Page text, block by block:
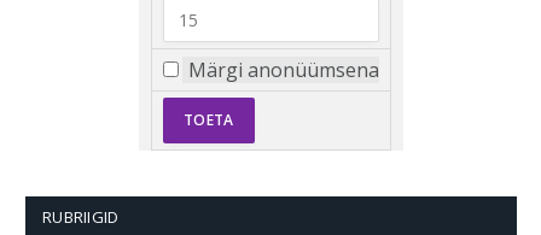
Märgi anonüümsena
RUBRIIGID